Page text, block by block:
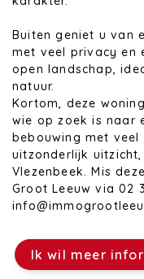
Buiten geniet u van
met veel privacy en
open landschap,
natuur.
Kortom, deze
wie op zoek is naar
bebouwing met
uitzonderlijk
Vlezenbeek. Mis
Groot Leeuw via 02
Ik wil meer